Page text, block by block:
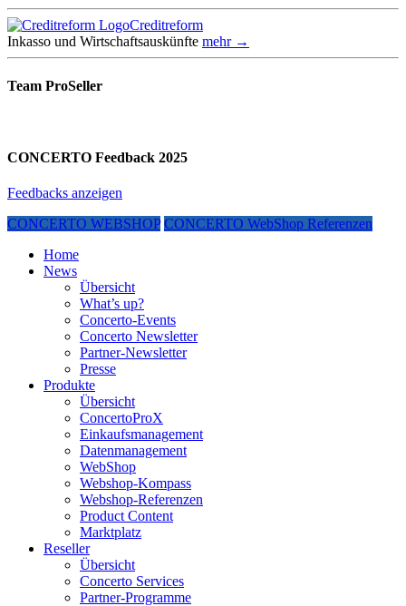
Creditreform
Inkasso und Wirtschaftsauskünfte mehr →
Team ProSeller
CONCERTO Feedback 2025
Feedbacks anzeigen
CONCERTO WEBSHOP CONCERTO WebShop Referenzen
Home
News
Übersicht
What’s up?
Concerto-Events
Concerto Newsletter
Partner-Newsletter
Presse
Produkte
Übersicht
ConcertoProX
Einkaufsmanagement
Datenmanagement
WebShop
Webshop-Kompass
Webshop-Referenzen
Product Content
Marktplatz
Reseller
Übersicht
Concerto Services
Partner-Programme